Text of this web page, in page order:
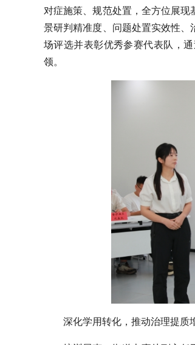
对症施策、规范处置，全方位展
景研判精准度、问题处置实效性
场评选并表彰优秀参赛代表队，
领。
深化学用转化，推动治理提质